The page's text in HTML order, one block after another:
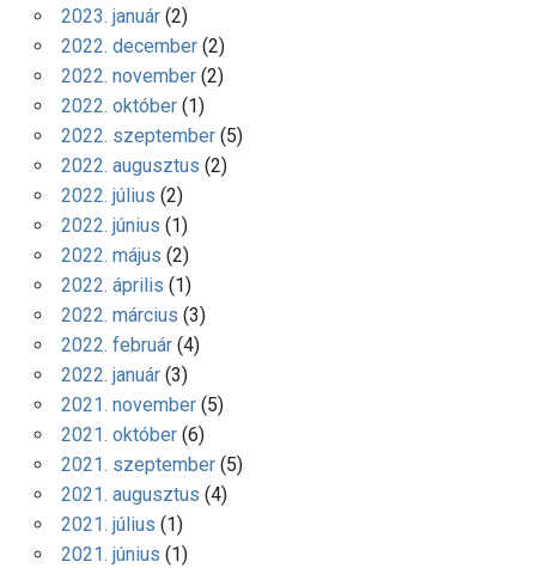
2023. január(2)
2022. december(2)
2022. november(2)
2022. október(1)
2022. szeptember(5)
2022. augusztus (2)
2022. július (2)
2022. június (1)
2022. május (2)
2022. április (1)
2022. március (3)
2022. február(4)
2022. január(3)
2021. november(5)
2021. október(6)
2021. szeptember(5)
2021. augusztus (4)
2021. július (1)
2021. június (1)